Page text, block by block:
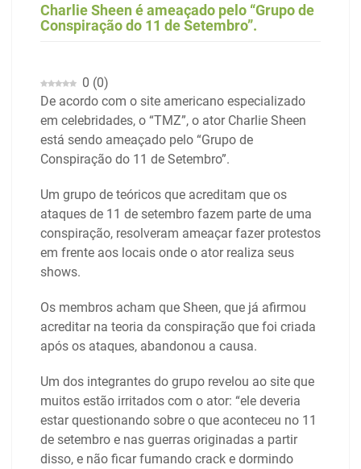
Charlie Sheen é ameaçado pelo “Grupo de
Conspiração do 11 de Setembro”.
0 (0)
De acordo com o site americano especializado
em celebridades, o “TMZ”, o ator Charlie Sheen
está sendo ameaçado pelo “Grupo de
Conspiração do 11 de Setembro”.
Um grupo de teóricos que acreditam que os
ataques de 11 de setembro fazem parte de uma
conspiração, resolveram ameaçar fazer protestos
em frente aos locais onde o ator realiza seus
shows.
Os membros acham que Sheen, que já afirmou
acreditar na teoria da conspiração que foi criada
após os ataques, abandonou a causa.
Um dos integrantes do grupo revelou ao site que
muitos estão irritados com o ator: “ele deveria
estar questionando sobre o que aconteceu no 11
de setembro e nas guerras originadas a partir
disso, e não ficar fumando crack e dormindo